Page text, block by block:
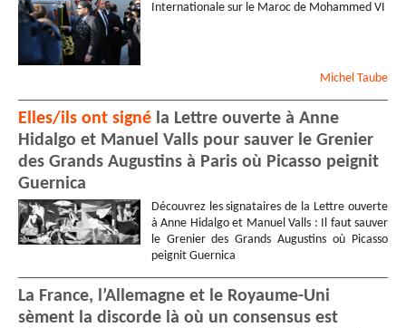
Internationale sur le Maroc de Mohammed VI
Michel Taube
Elles/ils ont signé la Lettre ouverte à Anne
Hidalgo et Manuel Valls pour sauver le Grenier
des Grands Augustins à Paris où Picasso peignit
Guernica
Découvrez les signataires de la Lettre ouverte
à Anne Hidalgo et Manuel Valls : Il faut sauver
le Grenier des Grands Augustins où Picasso
peignit Guernica
La France, l’Allemagne et le Royaume-Uni
sèment la discorde là où un consensus est